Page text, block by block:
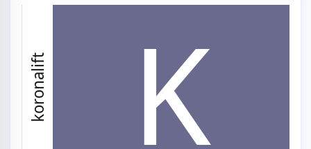
koronalift K